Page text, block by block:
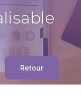
Retour